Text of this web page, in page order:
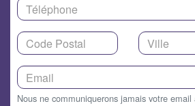
Nous ne communiquerons jamais votre email